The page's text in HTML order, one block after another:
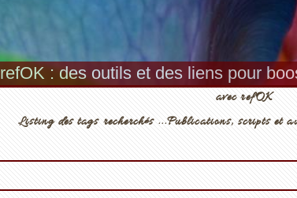
refOK : des outils et des liens pour
avec refOK
Listing des tags recherchés ...Publications, scripts et